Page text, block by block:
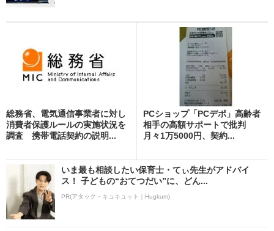
総務省、電気通信事業者に対し
消費者保護ルールの実施状況を
調査 携帯電話契約の説明...
PCショップ「PCデポ」高齢者
相手の高額サポートで批判
月々1万5000円、契約...
いま最も相談したい保育士・てぃ先生がアドバイ
ス！ 子どもの“おてつだい”に、どん...
PR(アタック・キュキュット｜Hugkum)